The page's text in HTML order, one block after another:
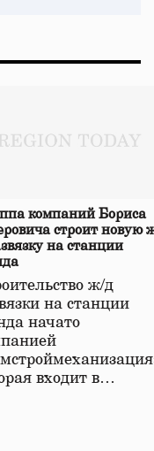
компаний Бориса
строит новую
на станции
ж/д
на станции
начато
входит в…